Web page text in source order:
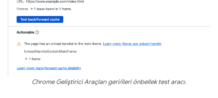
Chrome Geliştirici Araçları geri/ileri önbellek test aracı.